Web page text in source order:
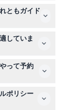
ており、最
館です。（変
認ください）
ともガイド
セルフガイド
AR）、ビデ
、楽しくイン
していま
を含むすべて
2歳までの子
って予約
チケットを予
ポリシー